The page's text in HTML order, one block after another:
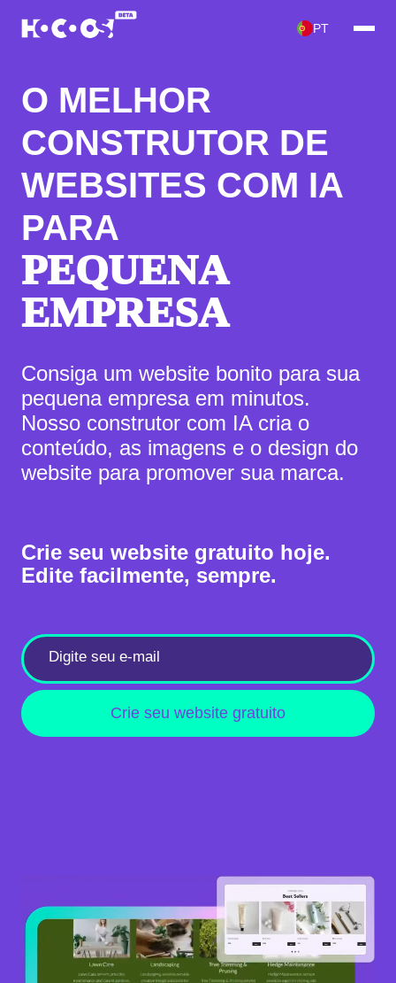
PT
O MELHOR
CONSTRUTOR DE
WEBSITES COM IA
PARA
PEQUENA
EMPRESA
Consiga um website bonito para sua
pequena empresa em minutos.
Nosso construtor com IA cria o
conteúdo, as imagens e o design do
website para promover sua marca.
Crie seu website gratuito hoje.
Edite facilmente, sempre.
Crie seu website gratuito